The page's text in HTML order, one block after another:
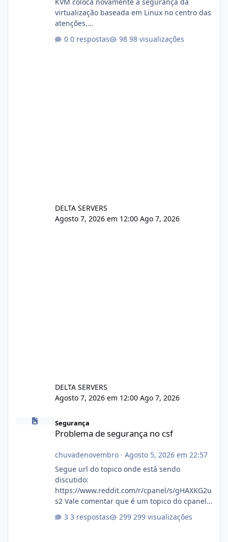
virtualização baseada em Linux no centro das
atenções.
xjx23zz5f Criamos uma breve explicação:
0 respostas 98 visualizações
DELTA SERVERS
Agosto 7, 2026 em 12:00 Ago 7, 2026
DELTA SERVERS
Agosto 7, 2026 em 12:00 Ago 7, 2026
Problema de segurança no csf
Segurança
Problema de segurança no csf
chuvadenovembro· Agosto 5, 2026 em 22:57
Segue url do topico onde está sendo
discutido:
https://www.reddit.com/r/cpanel/s/gHAXKG2u
s2 Vale comentar que é um topico do cpanel...
Não sei como ta a pegada no da.
3 respostas 299 visualizações